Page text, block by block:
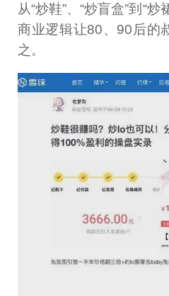
从“炒鞋”、“炒盲盒”到“
商业逻辑让80、90后的
之。